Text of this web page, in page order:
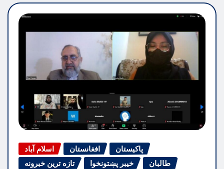
اسلام آباد افغانستان
پاکیستان
تازه ترین خبرونه
خیبر پښتونخوا
طالبان